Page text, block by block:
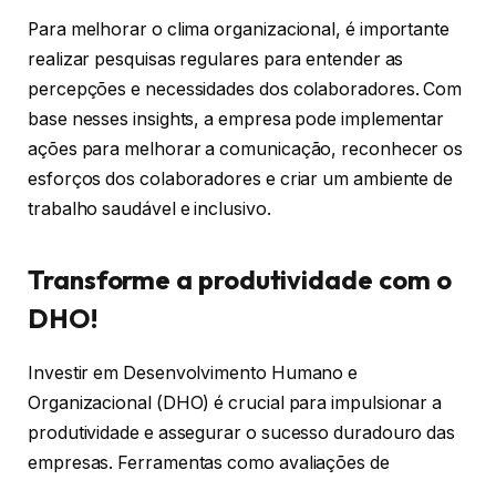
Para melhorar o clima organizacional, é importante
realizar pesquisas regulares para entender as
percepções e necessidades dos colaboradores. Com
base nesses insights, a empresa pode implementar
ações para melhorar a comunicação, reconhecer os
esforços dos colaboradores e criar um ambiente de
trabalho saudável e inclusivo.
Transforme a produtividade com o
DHO!
Investir em Desenvolvimento Humano e
Organizacional (DHO) é crucial para impulsionar a
produtividade e assegurar o sucesso duradouro das
empresas. Ferramentas como avaliações de